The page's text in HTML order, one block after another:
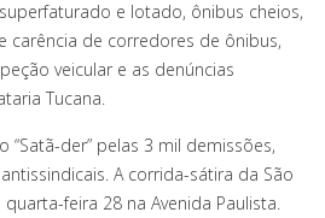
e lotado, ônibus cheios,
carência de corredores de ônibus,
veicular e as denúncias
Tucana.
der” pelas 3 mil demissões,
A corrida-sátira da São
feira 28 na Avenida Paulista.